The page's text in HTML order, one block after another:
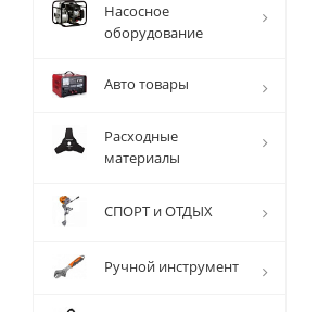
Насосное
оборудование
Авто товары
Расходные
материалы
СПОРТ и ОТДЫХ
Ручной инструмент